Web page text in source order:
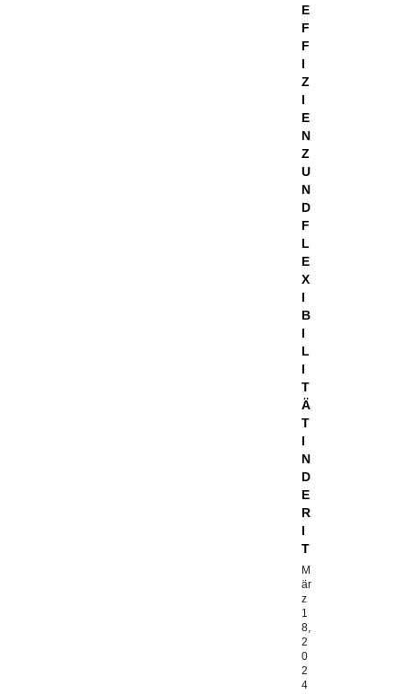
E
F
F
I
Z
I
E
N
Z
U
N
D
F
L
E
X
I
B
I
L
I
T
Ä
T
I
N
D
E
R
I
T
M
är
z
1
8,
2
0
2
4